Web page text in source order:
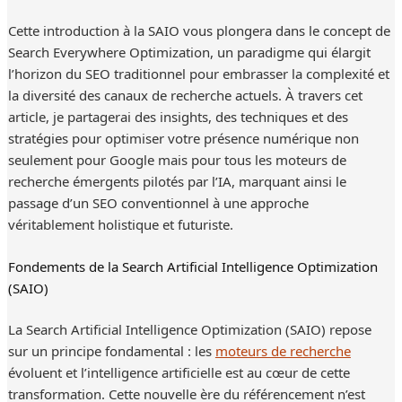
Cette introduction à la SAIO vous plongera dans le concept de
Search Everywhere Optimization, un paradigme qui élargit
l’horizon du SEO traditionnel pour embrasser la complexité et
la diversité des canaux de recherche actuels. À travers cet
article, je partagerai des insights, des techniques et des
stratégies pour optimiser votre présence numérique non
seulement pour Google mais pour tous les moteurs de
recherche émergents pilotés par l’IA, marquant ainsi le
passage d’un SEO conventionnel à une approche
véritablement holistique et futuriste.
Fondements de la Search Artificial Intelligence Optimization
(SAIO)
La Search Artificial Intelligence Optimization (SAIO) repose
sur un principe fondamental : lesmoteurs de recherche
évoluent et l’intelligence artificielle est au cœur de cette
transformation. Cette nouvelle ère du référencement n’est